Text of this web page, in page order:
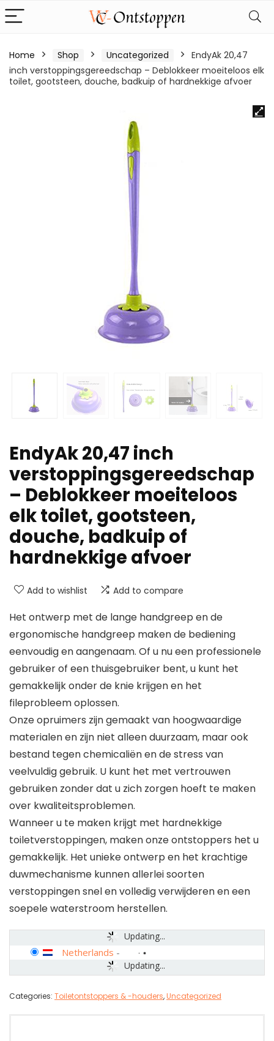
Home Shop Uncategorized
EndyAk 20,47
inch verstoppingsgereedschap – Deblokkeer moeiteloos elk
toilet, gootsteen, douche, badkuip of hardnekkige afvoer
EndyAk 20,47 inch
verstoppingsgereedschap
– Deblokkeer moeiteloos
elk toilet, gootsteen,
douche, badkuip of
hardnekkige afvoer
Add to wishlist Add to compare
Het ontwerp met de lange handgreep en de
ergonomische handgreep maken de bediening
eenvoudig en aangenaam. Of u nu een professionele
gebruiker of een thuisgebruiker bent, u kunt het
gemakkelijk onder de knie krijgen en het
fileprobleem oplossen.
Onze opruimers zijn gemaakt van hoogwaardige
materialen en zijn niet alleen duurzaam, maar ook
bestand tegen chemicaliën en de stress van
veelvuldig gebruik. U kunt het met vertrouwen
gebruiken zonder dat u zich zorgen hoeft te maken
over kwaliteitsproblemen.
Wanneer u te maken krijgt met hardnekkige
toiletverstoppingen, maken onze ontstoppers het u
gemakkelijk. Het unieke ontwerp en het krachtige
duwmechanisme kunnen allerlei soorten
verstoppingen snel en volledig verwijderen en een
soepele waterstroom herstellen.
Updating...
Updating...
Netherlands -
Categories: Toiletontstoppers & -houders,Uncategorized